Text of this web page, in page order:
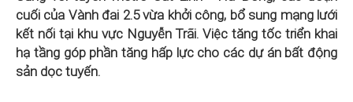
cuối của Vành đai 2.5 vừa khởi công, bổ sung mạng lưới
kết nối tại khu vực Nguyễn Trãi. Việc tăng tốc triển khai
hạ tầng góp phần tăng hấp lực cho các dự án bất động
sản dọc tuyến.